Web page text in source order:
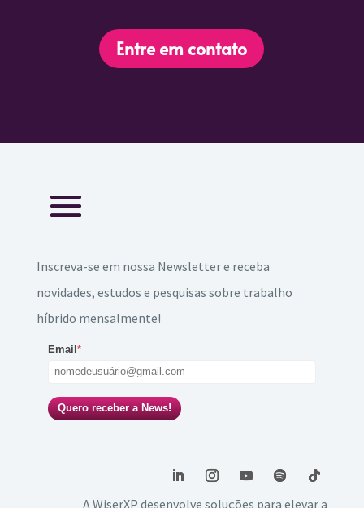
Entre em contato
Inscreva-se em nossa Newsletter e receba
novidades, estudos e pesquisas sobre trabalho
híbrido mensalmente!
Email *
Quero receber a News!
A WiserXP desenvolve soluções para elevar a